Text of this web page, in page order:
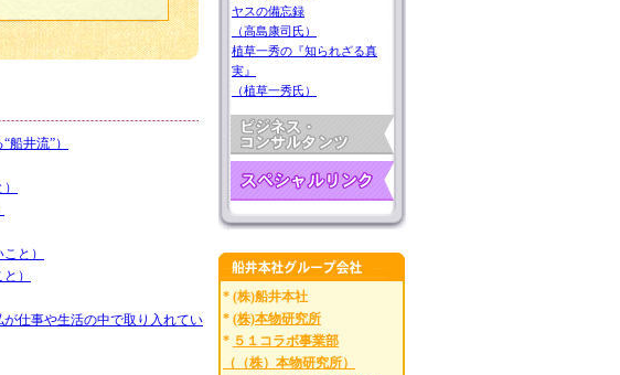
井流”）
と）
）
仕事や生活の中で取り入れてい
ヤスの備忘録
（高島康司氏）
植草一秀の『知られざる真
実』
（植草一秀氏）
* (株)船井本社
* (株)本物研究所
* ５１コラボ事業部
（（株）本物研究所）